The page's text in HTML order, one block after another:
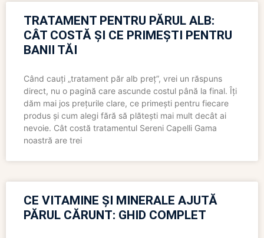
TRATAMENT PENTRU PĂRUL ALB:
CÂT COSTĂ ȘI CE PRIMEȘTI PENTRU
BANII TĂI
Când cauți „tratament păr alb preț”, vrei un răspuns
direct, nu o pagină care ascunde costul până la final. Îți
dăm mai jos prețurile clare, ce primești pentru fiecare
produs și cum alegi fără să plătești mai mult decât ai
nevoie. Cât costă tratamentul Sereni Capelli Gama
noastră are trei
CE VITAMINE ȘI MINERALE AJUTĂ
PĂRUL CĂRUNT: GHID COMPLET